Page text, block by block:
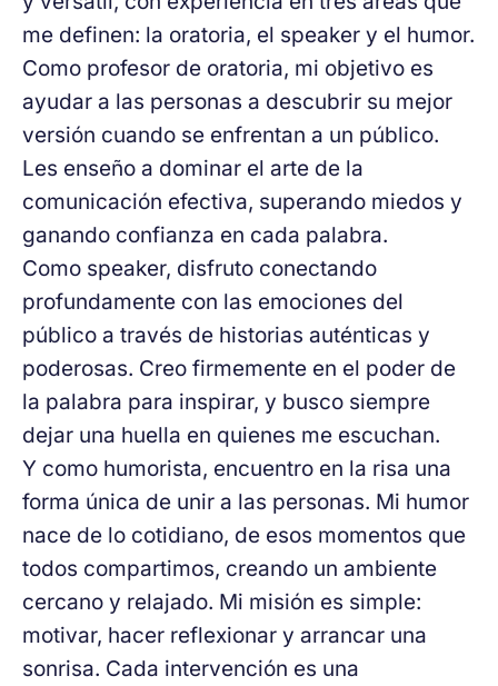
me definen: la oratoria, el speaker y el humor.
Como profesor de oratoria, mi objetivo es
ayudar a las personas a descubrir su mejor
versión cuando se enfrentan a un público.
Les enseño a dominar el arte de la
comunicación efectiva, superando miedos y
ganando confianza en cada palabra.
Como speaker, disfruto conectando
profundamente con las emociones del
público a través de historias auténticas y
poderosas. Creo firmemente en el poder de
la palabra para inspirar, y busco siempre
dejar una huella en quienes me escuchan.
Y como humorista, encuentro en la risa una
forma única de unir a las personas. Mi humor
nace de lo cotidiano, de esos momentos que
todos compartimos, creando un ambiente
cercano y relajado. Mi misión es simple:
motivar, hacer reflexionar y arrancar una
sonrisa. Cada intervención es una